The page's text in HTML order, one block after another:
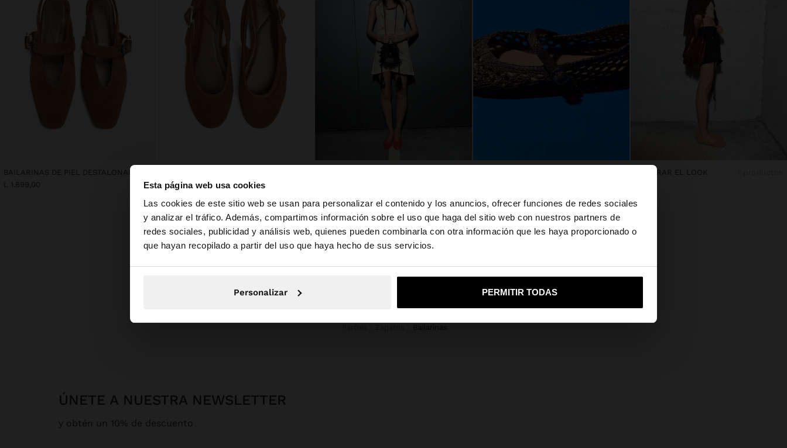
Esta página web usa cookies
Las cookies de este sitio web se usan para personalizar el contenido y los anuncios, ofrecer funciones de redes sociales
y analizar el tráfico. Además, compartimos información sobre el uso que haga del sitio web con nuestros partners de
redes sociales, publicidad y análisis web, quienes pueden combinarla con otra información que les haya proporcionado o
que hayan recopilado a partir del uso que haya hecho de sus servicios.
Personalizar PERMITIR TODAS
hola ×
Estás accediendo a la web de Honduras. ¿Quieres ir a la web de United States?
No, continuar en la web de Honduras Sí, llévame a United States
L 1.899,00
L 1.899,00
COMPRAR EL LOOK
ÚNETE A NUESTRA NEWSLETTER
y obtén un 10% de descuento